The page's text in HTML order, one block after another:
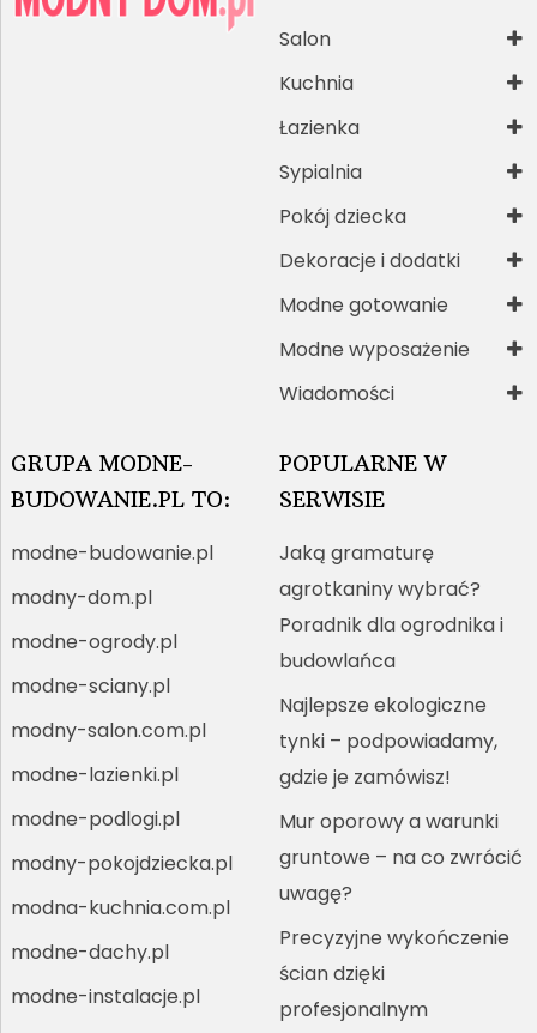
Salon
Kuchnia
Łazienka
Sypialnia
Pokój dziecka
Dekoracje i dodatki
Modne gotowanie
Modne wyposażenie
Wiadomości
GRUPA MODNE-
BUDOWANIE.PL TO:
modne-budowanie.pl
modny-dom.pl
modne-ogrody.pl
modne-sciany.pl
modny-salon.com.pl
modne-lazienki.pl
modne-podlogi.pl
modny-pokojdziecka.pl
modna-kuchnia.com.pl
modne-dachy.pl
modne-instalacje.pl
POPULARNE W
SERWISIE
Jaką gramaturę
agrotkaniny wybrać?
Poradnik dla ogrodnika i
budowlańca
Najlepsze ekologiczne
tynki – podpowiadamy,
gdzie je zamówisz!
Mur oporowy a warunki
gruntowe – na co zwrócić
uwagę?
Precyzyjne wykończenie
ścian dzięki
profesjonalnym